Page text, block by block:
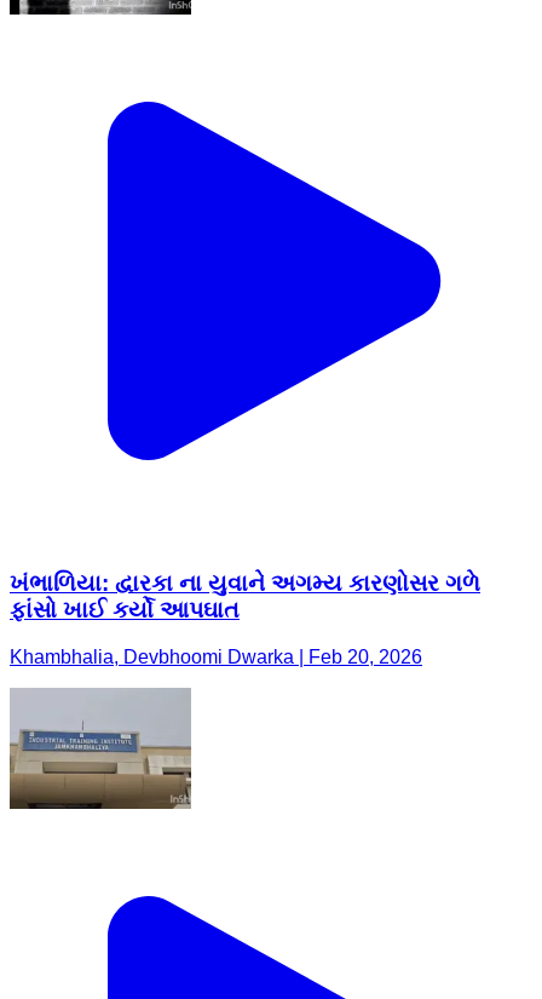
ખંભાળિયા: દ્વારકા ના યુવાને અગમ્ય કારણોસર ગળે
ફાંસો ખાઈ કર્યો આપઘાત
Khambhalia, Devbhoomi Dwarka | Feb 20, 2026